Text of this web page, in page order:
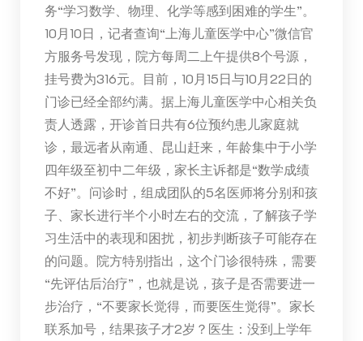
务“学习数学、物理、化学等感到困难的学生”。
10月10日，记者查询“上海儿童医学中心”微信官
方服务号发现，院方每周二上午提供8个号源，
挂号费为316元。目前，10月15日与10月22日的
门诊已经全部约满。据上海儿童医学中心相关负
责人透露，开诊首日共有6位预约患儿家庭就
诊，最远者从南通、昆山赶来，年龄集中于小学
四年级至初中二年级，家长主诉都是“数学成绩
不好”。问诊时，组成团队的5名医师将分别和孩
子、家长进行半个小时左右的交流，了解孩子学
习生活中的表现和困扰，初步判断孩子可能存在
的问题。院方特别指出，这个门诊很特殊，需要
“先评估后治疗”，也就是说，孩子是否需要进一
步治疗，“不要家长觉得，而要医生觉得”。家长
联系加号，结果孩子才2岁？医生：没到上学年